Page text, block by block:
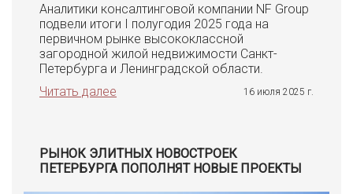
Аналитики консалтинговой компании NF Group
подвели итоги I полугодия 2025 года на
первичном рынке высококлассной
загородной жилой недвижимости Санкт-
Петербурга и Ленинградской области.
Читать далее
16 июля 2025 г.
РЫНОК ЭЛИТНЫХ НОВОСТРОЕК
ПЕТЕРБУРГА ПОПОЛНЯТ НОВЫЕ ПРОЕКТЫ